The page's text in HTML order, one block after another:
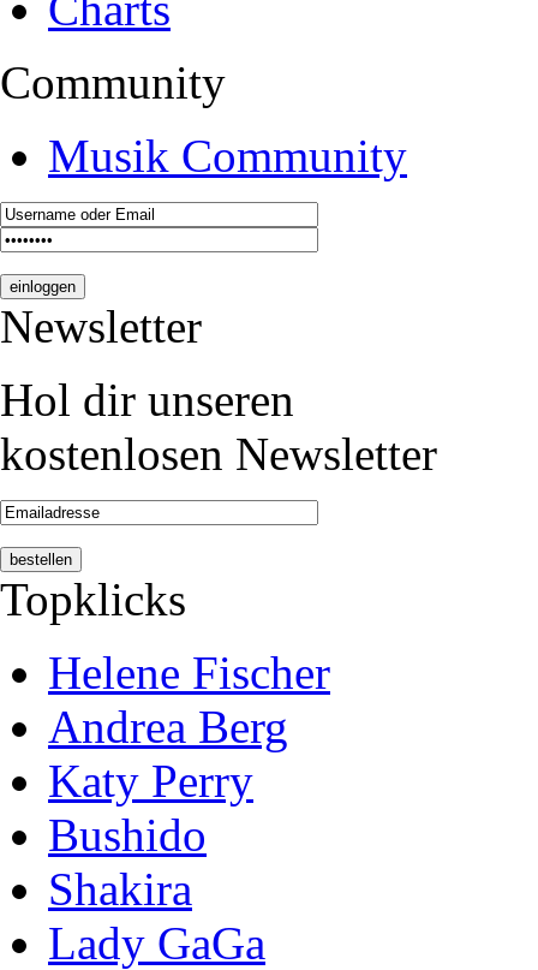
Community
Musik Community
Newsletter
Hol dir unseren
kostenlosen Newsletter
Topklicks
Helene Fischer
Andrea Berg
Katy Perry
Bushido
Shakira
Lady GaGa